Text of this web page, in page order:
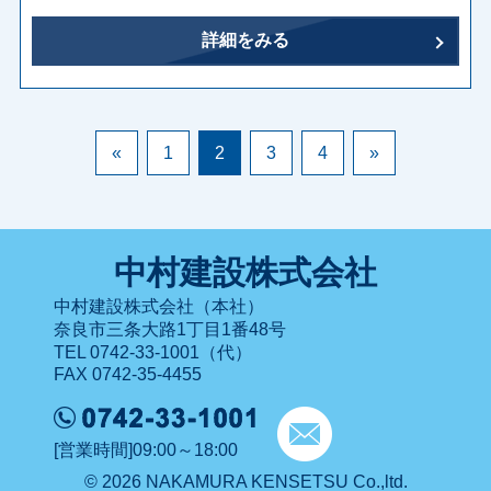
詳細をみる
« 1 2 3 4 »
中村建設株式会社
中村建設株式会社（本社）
奈良市三条大路1丁目1番48号
TEL 0742-33-1001（代）
FAX 0742-35-4455
[営業時間]09:00～18:00
© 2026 NAKAMURA KENSETSU Co.,ltd.